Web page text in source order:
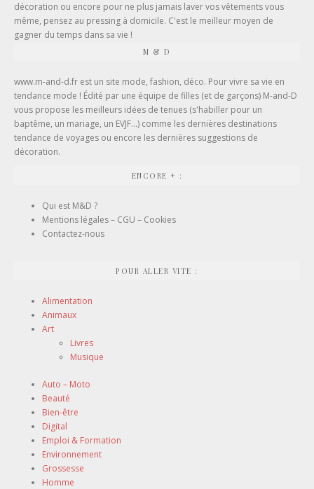
décoration ou encore pour ne plus jamais laver vos vêtements vous
même, pensez au pressing à domicile. C'est le meilleur moyen de
gagner du temps dans sa vie !
M & D
www.m-and-d.fr est un site mode, fashion, déco. Pour vivre sa vie en
tendance mode ! Édité par une équipe de filles (et de garçons) M-and-D
vous propose les meilleurs idées de tenues (s'habiller pour un
baptême, un mariage, un EVJF...) comme les dernières destinations
tendance de voyages ou encore les dernières suggestions de
décoration.
ENCORE + :
Qui est M&D ?
Mentions légales – CGU – Cookies
Contactez-nous
POUR ALLER VITE :
Alimentation
Animaux
Art
Livres
Musique
Auto – Moto
Beauté
Bien-être
Digital
Emploi & Formation
Environnement
Grossesse
Homme